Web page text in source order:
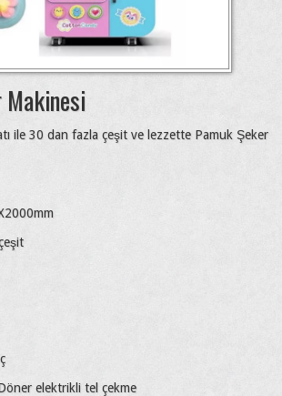
Makinesi
ile 30 dan fazla çeşit ve lezzette Pamuk Şeker
Döner elektrikli tel çekme